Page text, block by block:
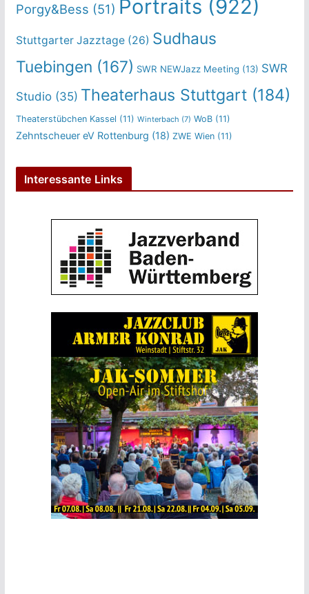
Porgy&Bess (51) Portraits (922)
Stuttgarter Jazztage(26) Sudhaus
Tuebingen (167) SWR NEWJazz Meeting (13) SWR
Studio(35) Theaterhaus Stuttgart(184)
Theaterstübchen Kassel (11) Winterbach (7) WoB(11)
Zehntscheuer eV Rottenburg (18) ZWE Wien(11)
Interessante Links